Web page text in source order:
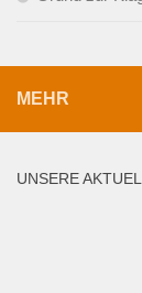
MEHR
UNSERE